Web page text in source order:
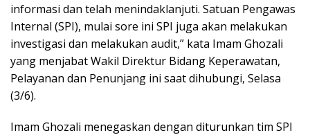
informasi dan telah menindaklanjuti. Satuan Pengawas
Internal (SPI), mulai sore ini SPI juga akan melakukan
investigasi dan melakukan audit,” kata Imam Ghozali
yang menjabat Wakil Direktur Bidang Keperawatan,
Pelayanan dan Penunjang ini saat dihubungi, Selasa
(3/6).
Imam Ghozali menegaskan dengan diturunkan tim SPI